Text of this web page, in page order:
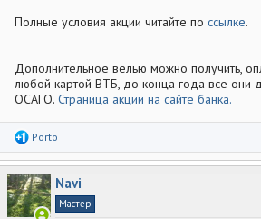
Полные условия акции читайте по ссылке.
Дополнительное велью можно получить,
любой картой ВТБ, до конца года все они
ОСАГО. Страница акции на сайте банка.
Р
а
к
ц
и
и
Porto
Navi
Мастер